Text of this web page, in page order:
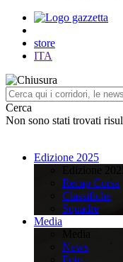
store
ITA
Cerca
Non sono stati trovati
Edizione 2025
Recap Corsa
Classifiche
Squadre
Media
News
Foto